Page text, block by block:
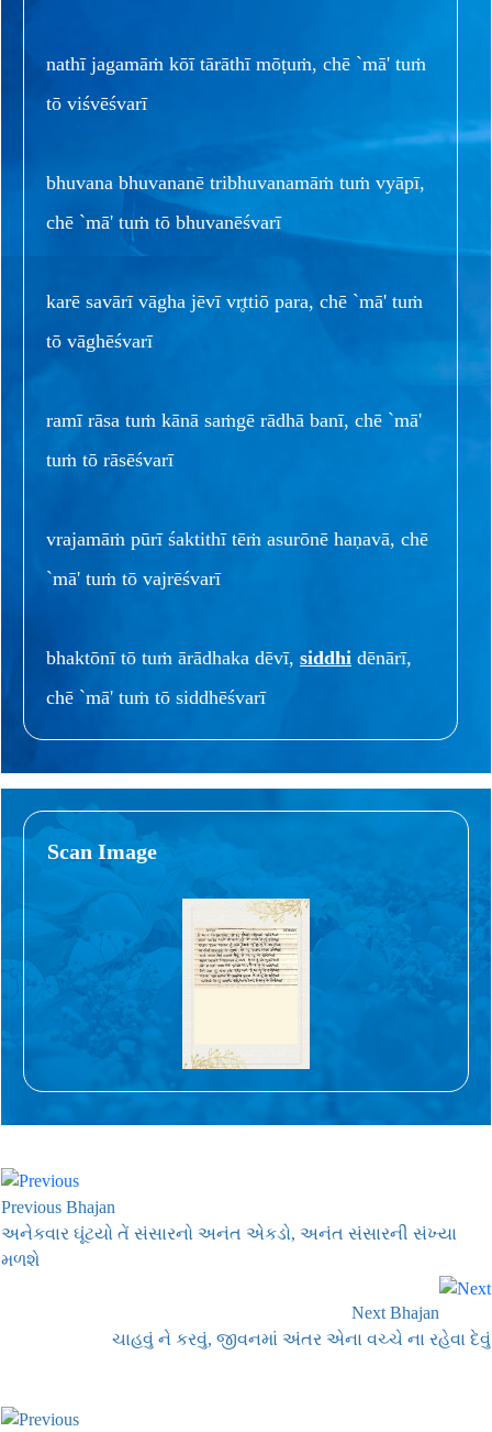
nathī jagamāṁ kōī tārāthī mōṭuṁ, chē `mā' tuṁ
tō viśvēśvarī
bhuvana bhuvananē tribhuvanamāṁ tuṁ vyāpī,
chē `mā' tuṁ tō bhuvanēśvarī
karē savārī vāgha jēvī vr̥ttiō para, chē `mā' tuṁ
tō vāghēśvarī
ramī rāsa tuṁ kānā saṁgē rādhā banī, chē `mā'
tuṁ tō rāsēśvarī
vrajamāṁ pūrī śaktithī tēṁ asurōnē haṇavā, chē
`mā' tuṁ tō vajrēśvarī
bhaktōnī tō tuṁ ārādhaka dēvī, siddhi dēnārī,
chē `mā' tuṁ tō siddhēśvarī
Scan Image
Previous Bhajan
અનેકવાર ઘૂંટયો તેં સંસારનો અનંત એકડો, અનંત સંસારની સંખ્યા
મળશે
Next Bhajan
ચાહવું ને કરવું, જીવનમાં અંતર એના વચ્ચે ના રહેવા દેવું